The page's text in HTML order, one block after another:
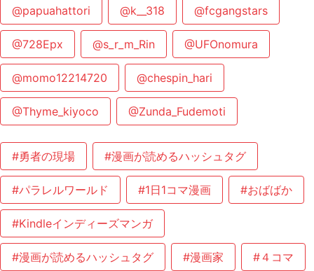
@papuahattori @k__318 @fcgangstars
@728Epx @s_r_m_Rin @UFOnomura
@momo12214720 @chespin_hari
@Thyme_kiyoco @Zunda_Fudemoti
#勇者の現場 #漫画が読めるハッシュタグ
#パラレルワールド #1日1コマ漫画 #おばばか
#Kindleインディーズマンガ
#漫画が読めるハッシュタグ #漫画家 #４コマ